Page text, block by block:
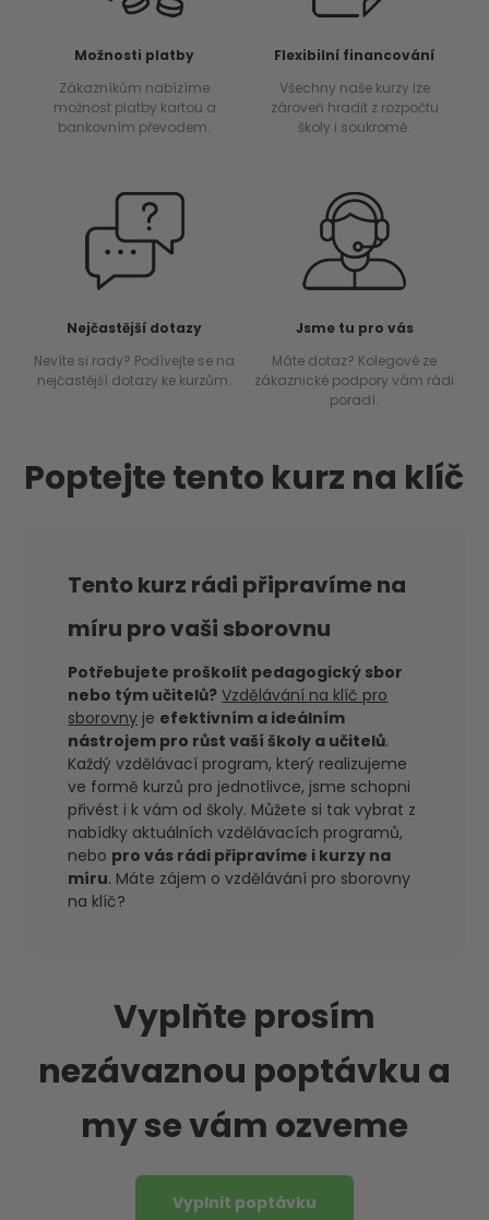
Možnosti platby
Zákazníkům nabízíme
možnost platby kartou a
bankovním převodem.
Flexibilní financování
Všechny naše kurzy lze
zároveň hradit z rozpočtu
školy i soukromě.
Nejčastější dotazy
Nevíte si rady? Podívejte se na
nejčastější dotazy ke kurzům.
Jsme tu pro vás
Máte dotaz? Kolegové ze
zákaznické podpory vám rádi
poradí.
Poptejte tento kurz na klíč
Tento kurz rádi připravíme na
míru pro vaši sborovnu
Potřebujete proškolit pedagogický sbor
nebo tým učitelů? Vzdělávání na klíč pro
sborovny je efektivním a ideálním
nástrojem pro růst vaší školy a učitelů.
Každý vzdělávací program, který realizujeme
ve formě kurzů pro jednotlivce, jsme schopni
přivést i k vám od školy. Můžete si tak vybrat z
nabídky aktuálních vzdělávacích programů,
nebo pro vás rádi připravíme i kurzy na
míru. Máte zájem o vzdělávání pro sborovny
na klíč?
Vyplňte prosím
nezávaznou poptávku a
my se vám ozveme
Vyplnit poptávku